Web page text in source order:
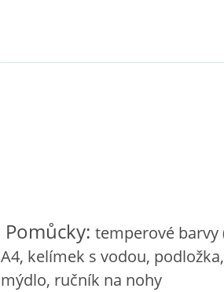
Pomůcky: temperové barvy
A4, kelímek s vodou,
mýdlo, ručník na nohy